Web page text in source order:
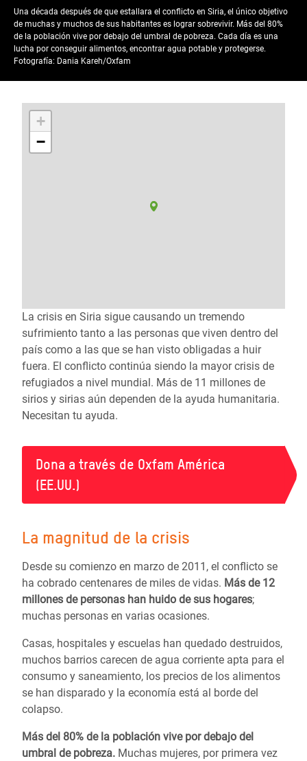
Una década después de que estallara el conflicto en Siria, el único objetivo
de muchas y muchos de sus habitantes es lograr sobrevivir. Más del 80%
de la población vive por debajo del umbral de pobreza. Cada día es una
lucha por conseguir alimentos, encontrar agua potable y protegerse.
Fotografía: Dania Kareh/Oxfam
+
−
La crisis en Siria sigue causando un tremendo
sufrimiento tanto a las personas que viven dentro del
país como a las que se han visto obligadas a huir
fuera. El conflicto continúa siendo la mayor crisis de
refugiados a nivel mundial. Más de 11 millones de
sirios y sirias aún dependen de la ayuda humanitaria.
Necesitan tu ayuda.
Dona a través de Oxfam América
(EE.UU.)
La magnitud de la crisis
Desde su comienzo en marzo de 2011, el conflicto se
ha cobrado centenares de miles de vidas. Más de 12
millones de personas han huido de sus hogares;
muchas personas en varias ocasiones.
Casas, hospitales y escuelas han quedado destruidos,
muchos barrios carecen de agua corriente apta para el
consumo y saneamiento, los precios de los alimentos
se han disparado y la economía está al borde del
colapso.
Más del 80% de la población vive por debajo del
umbral de pobreza. Muchas mujeres, por primera vez